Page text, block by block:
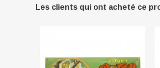
Les clients qui ont acheté ce